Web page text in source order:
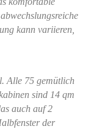
kann variieren,
Alle 75 gemütlich
sind 14 qm
auch auf 2
der